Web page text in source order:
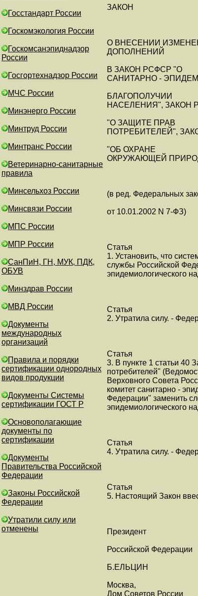
Госстандарт России
Госкомэкология России
Госкомсанэпиднадзор
России
Госгортехнадзор России
МЧС России
Минэнерго России
Минтруд России
Минтранс России
Ветеринарно-санитарные
правила
Минсельхоз России
Минсвязи России
МПС России
МПР России
СанПиН, ГН, МУК, ПДК,
ОБУВ
Минздрав России
МВД России
Документы
международных
организаций
Правила и порядки
сертификации однородных
видов продукции
Документы Системы
сертификации ГОСТ Р
Основополагающие
документы по
сертификации
Документы
Правительства Российской
Федерации
Законы Российской
Федерации
Утратили силу или
отменены
ЗАКОН
О ВНЕСЕНИИ
ДОПОЛНЕНИЙ
В ЗАКОН РСФСР "О
САНИТАРНО -
БЛАГОПОЛУЧИИ
НАСЕЛЕНИЯ", ЗАКОН
"О ЗАЩИТЕ ПРАВ
ПОТРЕБИТЕЛЕЙ",
"ОБ ОХРАНЕ
ОКРУЖАЮЩЕЙ
(в ред. Федеральных
от 10.01.2002 N 7-ФЗ)
Статья
1. Установить, что
службы Российской
эпидемиологического
Статья
2. Утратила силу. -
Статья
3. В пункте 1 статьи 40
потребителей"
Верховного Совета
комитет санитарно -
Федерации" заменить
эпидемиологического
Статья
4. Утратила силу. -
Статья
5. Настоящий Закон
Президент
Российской Федерации
Б.ЕЛЬЦИН
Москва,
Дом Советов России